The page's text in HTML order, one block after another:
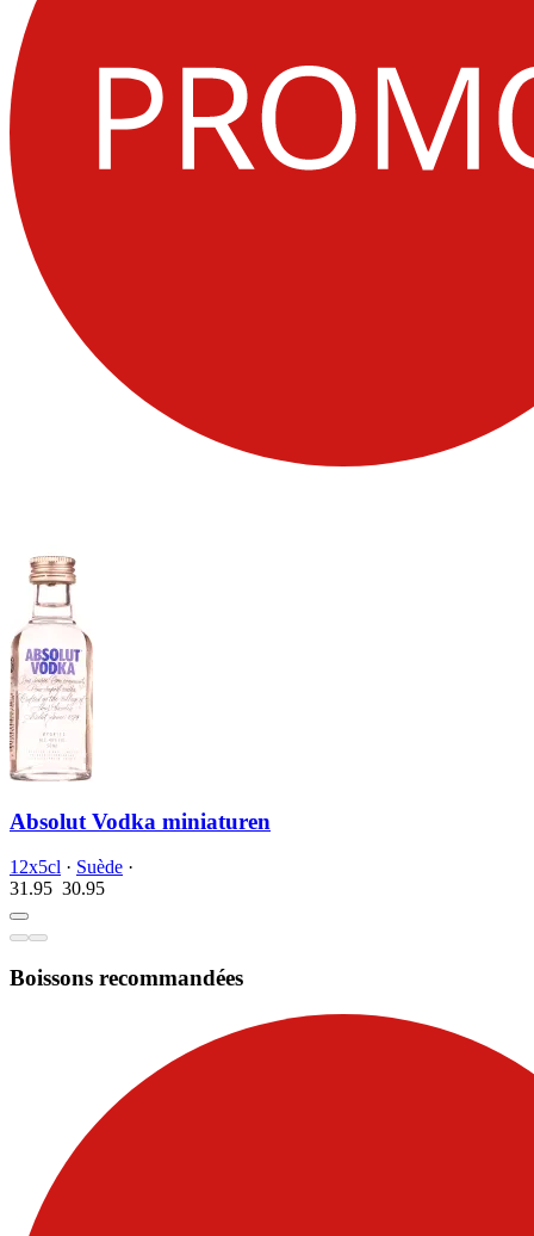
Absolut Vodka miniaturen
12x5cl · Suède ·
31.95 30.95
Boissons recommandées